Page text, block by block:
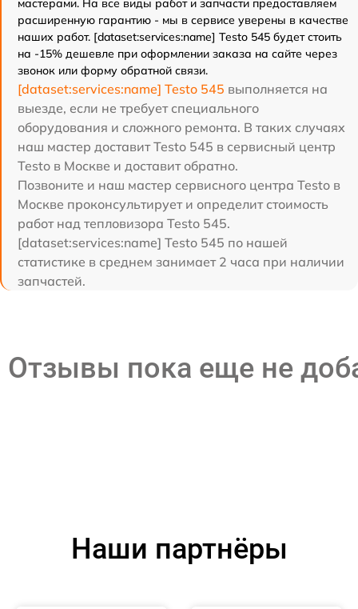
мастерами. На все виды работ и запчасти предоставляем
расширенную гарантию - мы в сервисе уверены в качестве
наших работ. [dataset:services:name] Testo 545 будет стоить
на -15% дешевле при оформлении заказа на сайте через
звонок или форму обратной связи.
[dataset:services:name] Testo 545 выполняется на
выезде, если не требует специального
оборудования и сложного ремонта. В таких случаях
наш мастер доставит Testo 545 в сервисный центр
Testo в Москве и доставит обратно.
Позвоните и наш мастер сервисного центра Testo в
Москве проконсультирует и определит стоимость
работ над тепловизора Testo 545.
[dataset:services:name] Testo 545 по нашей
статистике в среднем занимает 2 часа при наличии
запчастей.
Отзывы пока еще не
Наши партнёры